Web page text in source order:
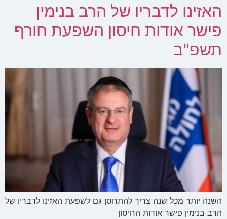
האזינו לדבריו של הרב בנימין
פישר אודות חיסון השפעת חורף
תשפ"ב
השנה יותר מכל שנה צריך להתחסן גם לשפעת האזינו לדבריו של
הרב בנימין פישר אודות החיסון